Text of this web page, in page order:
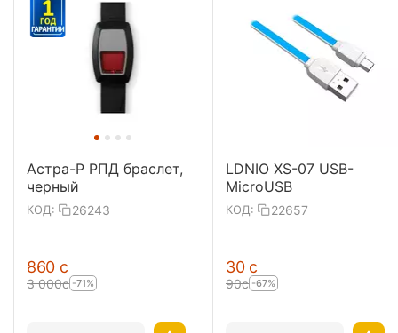
Астра-Р РПД браслет,
черный
КОД: 26243
‍860‍ с
3 000с -71%
LDNIO XS-07 USB-
MicroUSB
КОД: 22657
‍30‍ с
‍90‍с -67%